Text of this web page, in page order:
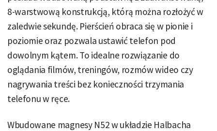
8-warstwową konstrukcją, którą można rozłożyć w
zaledwie sekundę. Pierścień obraca się w pionie i
poziomie oraz pozwala ustawić telefon pod
dowolnym kątem. To idealne rozwiązanie do
oglądania filmów, treningów, rozmów wideo czy
nagrywania treści bez konieczności trzymania
telefonu w ręce.
Wbudowane magnesy N52 w układzie Halbacha